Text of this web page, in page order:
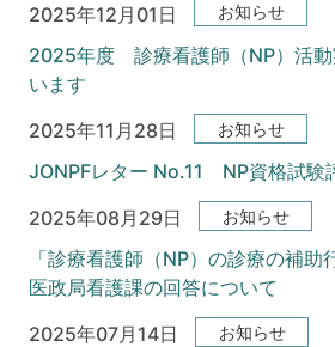
2025年12月01日
お知らせ
2025年度 診療看護師（NP）活動
います
2025年11月28日
お知らせ
JONPFレター No.11 NP資格試験
2025年08月29日
お知らせ
「診療看護師（NP）の診療の補助
医政局看護課の回答について
2025年07月14日
お知らせ